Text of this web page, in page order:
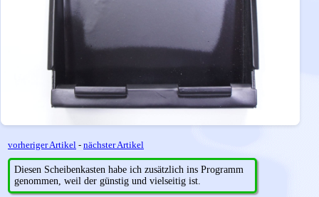
vorheriger Artikel - nächster Artikel
Diesen Scheibenkasten habe ich zusätzlich ins Programm
genommen, weil der günstig und vielseitig ist.